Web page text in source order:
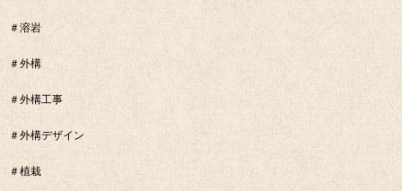
＃溶岩
＃外構
＃外構工事
＃外構デザイン
＃植栽